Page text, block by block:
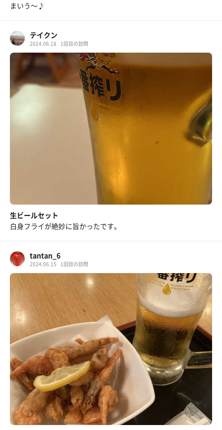
まいう〜♪
テイクン
2024.06.18 1回目の訪問
生ビールセット
白身フライが絶妙に旨かったです。
tantan_6
2024.06.15 1回目の訪問